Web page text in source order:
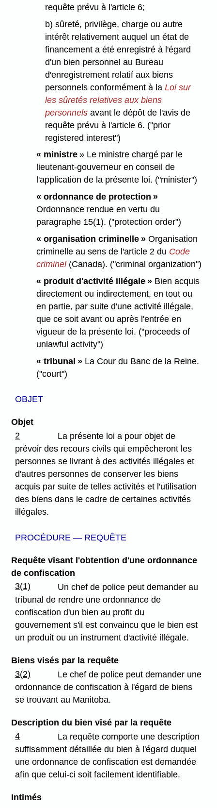
requête prévu à l'article 6;
b) sûreté, privilège, charge ou autre
intérêt relativement auquel un état de
financement a été enregistré à l'égard
d'un bien personnel au Bureau
d'enregistrement relatif aux biens
personnels conformément à la Loi sur
les sûretés relatives aux biens
personnelsavant le dépôt de l'avis de
requête prévu à l'article 6. ("prior
registered interest")
« ministre » Le ministre chargé par le
lieutenant-gouverneur en conseil de
l'application de la présente loi. ("minister")
« ordonnance de protection »
Ordonnance rendue en vertu du
paragraphe 15(1). ("protection order")
« organisation criminelle » Organisation
criminelle au sens de l'article 2 du Code
criminel(Canada). ("criminal organization")
« produit d'activité illégale » Bien acquis
directement ou indirectement, en tout ou
en partie, par suite d'une activité illégale,
que ce soit avant ou après l'entrée en
vigueur de la présente loi. ("proceeds of
unlawful activity")
« tribunal » La Cour du Banc de la Reine.
("court")
OBJET
Objet
2
La présente loi a pour objet de
prévoir des recours civils qui empêcheront les
personnes se livrant à des activités illégales et
d'autres personnes de conserver les biens
acquis par suite de telles activités et l'utilisation
des biens dans le cadre de certaines activités
illégales.
PROCÉDURE — REQUÊTE
Requête visant l'obtention d'une ordonnance
de confiscation
3(1)
Un chef de police peut demander au
tribunal de rendre une ordonnance de
confiscation d'un bien au profit du
gouvernement s'il est convaincu que le bien est
un produit ou un instrument d'activité illégale.
Biens visés par la requête
3(2)
Le chef de police peut demander une
ordonnance de confiscation à l'égard de biens
se trouvant au Manitoba.
Description du bien visé par la requête
4
La requête comporte une description
suffisamment détaillée du bien à l'égard duquel
une ordonnance de confiscation est demandée
afin que celui-ci soit facilement identifiable.
Intimés